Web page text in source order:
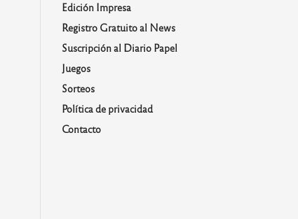
Edición Impresa
Registro Gratuito al News
Suscripción al Diario Papel
Juegos
Sorteos
Política de privacidad
Contacto